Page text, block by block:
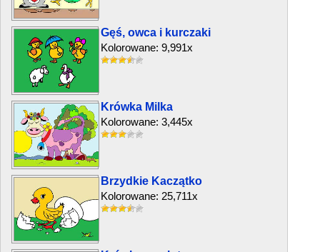
Gęś, owca i kurczaki
Kolorowane: 9,991x
Krówka Milka
Kolorowane: 3,445x
Brzydkie Kaczątko
Kolorowane: 25,711x